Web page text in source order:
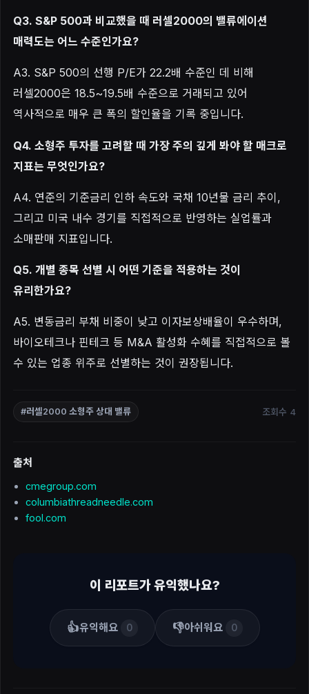
Q3. S&P 500과 비교했을 때 러셀2000의 밸류에이션
매력도는 어느 수준인가요?
A3. S&P 500의 선행 P/E가 22.2배 수준인 데 비해
러셀2000은 18.5~19.5배 수준으로 거래되고 있어
역사적으로 매우 큰 폭의 할인율을 기록 중입니다.
Q4. 소형주 투자를 고려할 때 가장 주의 깊게 봐야 할 매크로
지표는 무엇인가요?
A4. 연준의 기준금리 인하 속도와 국채 10년물 금리 추이,
그리고 미국 내수 경기를 직접적으로 반영하는 실업률과
소매판매 지표입니다.
Q5. 개별 종목 선별 시 어떤 기준을 적용하는 것이
유리한가요?
A5. 변동금리 부채 비중이 낮고 이자보상배율이 우수하며,
바이오테크나 핀테크 등 M&A 활성화 수혜를 직접적으로 볼
수 있는 업종 위주로 선별하는 것이 권장됩니다.
#러셀2000 소형주 상대 밸류 조회수 4
출처
cmegroup.com
columbiathreadneedle.com
fool.com
이 리포트가 유익했나요?
👍유익해요 0 👎아쉬워요 0